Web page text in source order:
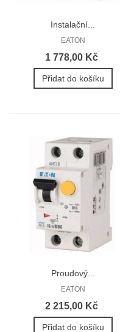
Instalační...
EATON
1 778,00 Kč
Přidat do košíku
Proudový...
EATON
2 215,00 Kč
Přidat do košíku